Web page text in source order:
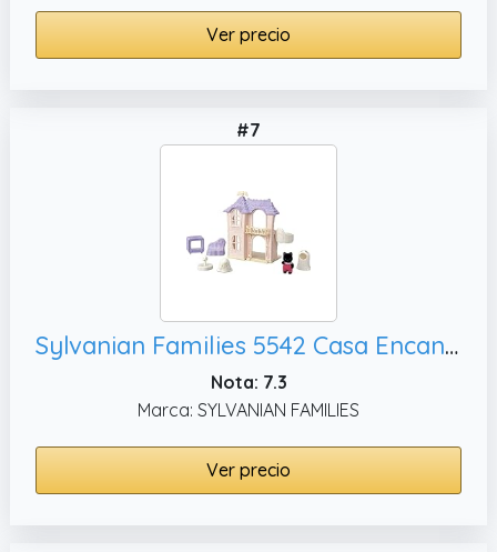
Ver precio
#7
Sylvanian Families 5542 Casa Encantada del Fantasma
Nota: 7.3
Marca: SYLVANIAN FAMILIES
Ver precio